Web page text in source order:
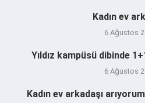
Kadın ev
6 Ağustos
Yıldız kampüsü dibinde
6 Ağustos
Kadın ev arkadaşı